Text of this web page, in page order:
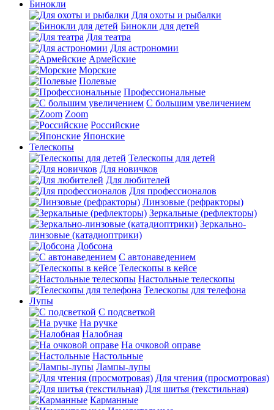
Бинокли
Для охоты и рыбалки
Бинокли для детей
Для театра
Для астрономии
Армейские
Морские
Полевые
Профессиональные
С большим увеличением
Zoom
Российские
Японские
Телескопы
Телескопы для детей
Для новичков
Для любителей
Для профессионалов
Линзовые (рефракторы)
Зеркальные (рефлекторы)
Зеркально-
линзовые (катадиоптрики)
Добсона
С автонаведением
Телескопы в кейсе
Настольные телескопы
Телескопы для телефона
Лупы
С подсветкой
На ручке
Налобная
На очковой оправе
Настольные
Лампы-лупы
Для чтения (просмотровая)
Для шитья (текстильная)
Карманные